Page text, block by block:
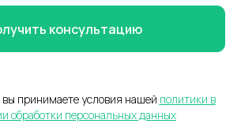
консультацию
принимаете условия нашей политики в
обработки персональных данных